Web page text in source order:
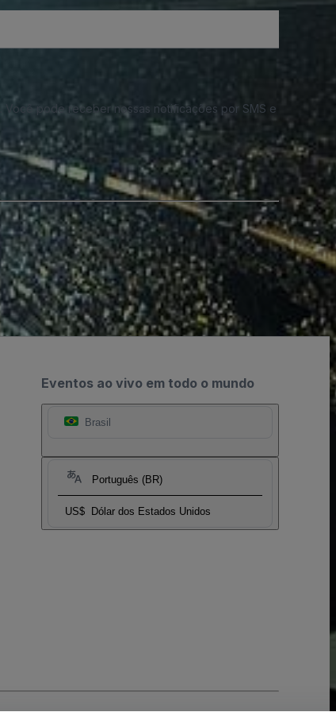
. Você pode receber nossas notificações por SMS e
Eventos ao vivo em todo o mundo
Brasil
Português (BR)
US$ Dólar dos Estados Unidos